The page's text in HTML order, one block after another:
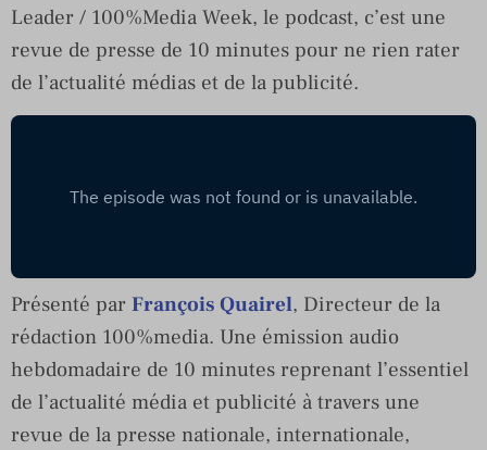
Leader / 100%Media Week, le podcast, c’est une
revue de presse de 10 minutes pour ne rien rater
de l’actualité médias et de la publicité.
Présenté par François Quairel, Directeur de la
rédaction 100%media. Une émission audio
hebdomadaire de 10 minutes reprenant l’essentiel
de l’actualité média et publicité à travers une
revue de la presse nationale, internationale,